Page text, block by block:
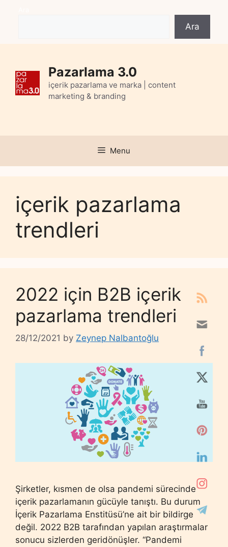
Ara
Pazarlama 3.0
içerik pazarlama ve marka | content
marketing & branding
Menu
içerik pazarlama
trendleri
2022 için B2B içerik
pazarlama trendleri
28/12/2021 by Zeynep Nalbantoğlu
Şirketler, kısmen de olsa pandemi sürecinde
içerik pazarlamanın gücüyle tanıştı. Bu durum
İçerik Pazarlama Enstitüsü’ne ait bir bildirge
değil. 2022 B2B tarafından yapılan araştırmalar
sonucu sizlerden geridönüşler. “Pandemi